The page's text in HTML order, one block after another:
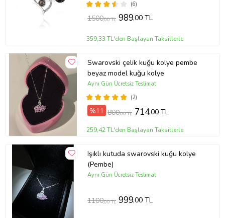
(6)
1500,00 TL 989,00 TL
359,33 TL'den Başlayan Taksitlerle
Swarovski çelik kuğu kolye pembe
beyaz model kuğu kolye
(2)
Aynı Gün Ücretsiz Teslimat
%11 800,00 TL 714,00 TL
259,42 TL'den Başlayan Taksitlerle
Işıklı kutuda swarovski kuğu kolye
(Pembe)
Aynı Gün Ücretsiz Teslimat
1100,00 TL 999,00 TL